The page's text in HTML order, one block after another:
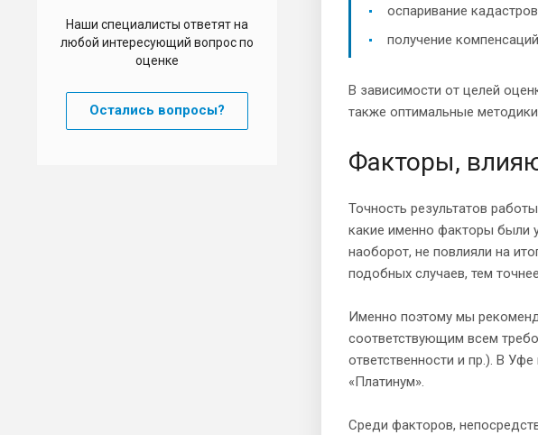
оспаривание
получение
В зависимости от целей
также оптимальные
Факторы,
Точность результатов
какие именно факторы были
наоборот, не повлияли на
подобных случаев, тем
Именно поэтому мы
соответствующим всем
ответственности и пр.). В
«Платинум».
Среди факторов,
Наши специалисты ответят на
любой интересующий вопрос по
оценке
Остались вопросы?